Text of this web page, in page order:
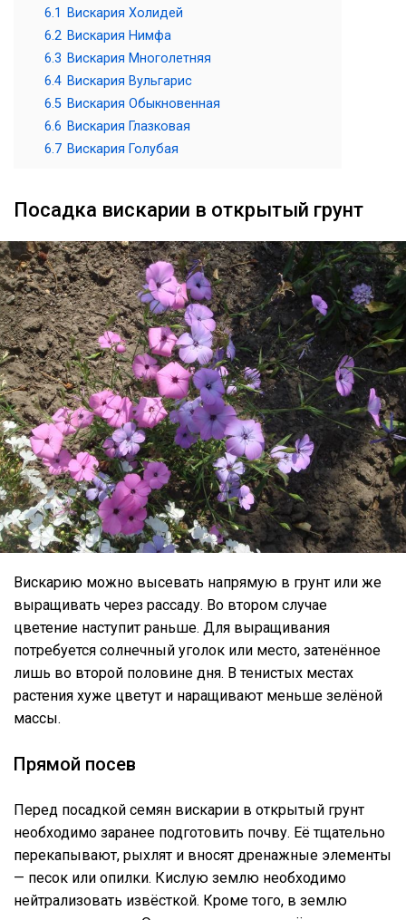
6.1
Вискария Холидей
6.2 Вискария Нимфа
6.3 Вискария Многолетняя
6.4 Вискария Вульгарис
6.5 Вискария Обыкновенная
6.6 Вискария Глазковая
6.7 Вискария Голубая
Посадка вискарии в открытый грунт
Вискарию можно высевать напрямую в грунт или же
выращивать через рассаду. Во втором случае
цветение наступит раньше. Для выращивания
потребуется солнечный уголок или место, затенённое
лишь во второй половине дня. В тенистых местах
растения хуже цветут и наращивают меньше зелёной
массы.
Прямой посев
Перед посадкой семян вискарии в открытый грунт
необходимо заранее подготовить почву. Её тщательно
перекапывают, рыхлят и вносят дренажные элементы
— песок или опилки. Кислую землю необходимо
нейтрализовать извёсткой. Кроме того, в землю